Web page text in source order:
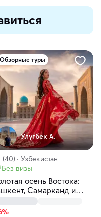
Обзорные туры
Улугбек А.
(40)
Узбекистан
Без визы
осень Востока:
Самарканд и